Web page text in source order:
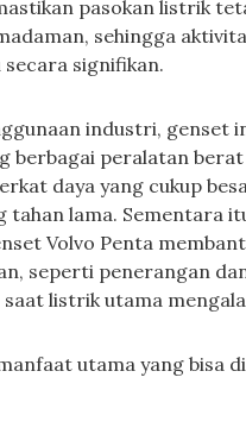
pasokan listrik
sehingga
signifikan.
industri, genset
berbagai peralatan
daya yang cukup
tahan lama. Sementara
Volvo Penta
seperti penerangan
listrik utama
utama yang bisa